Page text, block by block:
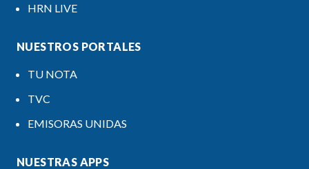
HRN LIVE
NUESTROS PORTALES
TU NOTA
TVC
EMISORAS UNIDAS
NUESTRAS APPS